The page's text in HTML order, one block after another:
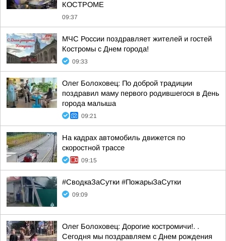
КОСТРОМЕ
09:37
МЧС России поздравляет жителей и гостей
Костромы с Днем города!
09:33
Олег Болоховец: По доброй традиции
поздравил маму первого родившегося в День
города малыша
09:21
На кадрах автомобиль движется по
скоростной трассе
09:15
#СводкаЗаСутки #ПожарыЗаСутки
09:09
Олег Болоховец: Дорогие костромичи!. .
Сегодня мы поздравляем с Днем рождения